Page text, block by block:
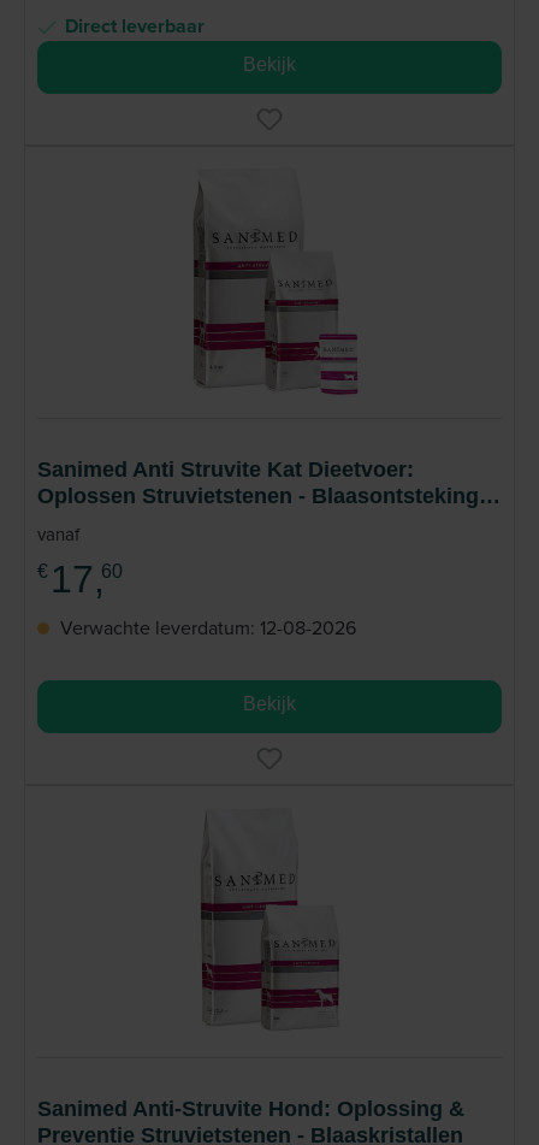
Direct leverbaar
Bekijk
Sanimed Anti Struvite Kat Dieetvoer:
Oplossen Struvietstenen - Blaasontsteking -
Gezonde Urinewegen
vanaf
€ 17,60
Verwachte leverdatum: 12-08-2026
Bekijk
Sanimed Anti-Struvite Hond: Oplossing &
Preventie Struvietstenen - Blaaskristallen